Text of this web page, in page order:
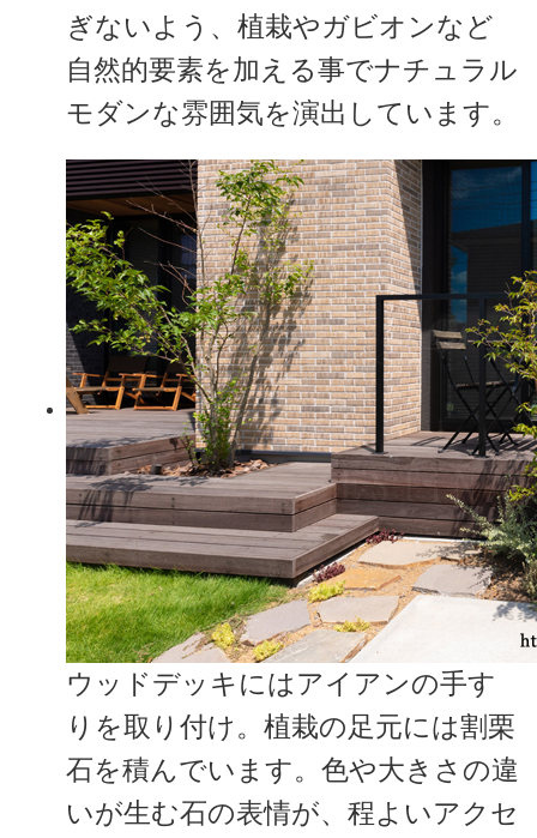
ぎないよう、植栽やガビオンなど
自然的要素を加える事でナチュラル
モダンな雰囲気を演出しています。
ウッドデッキにはアイアンの手す
りを取り付け。植栽の足元には割栗
石を積んでいます。色や大きさの違
いが生む石の表情が、程よいアクセ